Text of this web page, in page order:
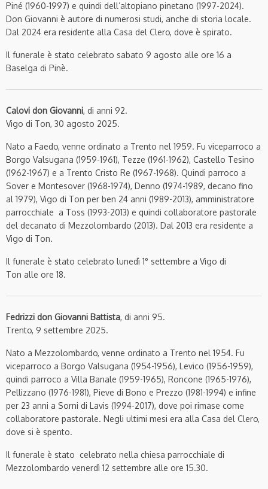
Piné (1960-1997) e quindi dell’altopiano pinetano (1997-2024).
Don Giovanni è autore di numerosi studi, anche di storia locale.
Dal 2024 era residente alla Casa del Clero, dove è spirato.
Il funerale è stato celebrato sabato 9 agosto alle ore 16 a
Baselga di Pinè.
Calovi don Giovanni, di anni 92.
Vigo di Ton, 30 agosto 2025.
Nato a Faedo, venne ordinato a Trento nel 1959. Fu viceparroco a
Borgo Valsugana (1959-1961), Tezze (1961-1962), Castello Tesino
(1962-1967) e a Trento Cristo Re (1967-1968). Quindi parroco a
Sover e Montesover (1968-1974), Denno (1974-1989, decano fino
al 1979), Vigo di Ton per ben 24 anni (1989-2013), amministratore
parrocchiale a Toss (1993-2013) e quindi collaboratore pastorale
del decanato di Mezzolombardo (2013). Dal 2013 era residente a
Vigo di Ton.
Il funerale è stato celebrato lunedì 1° settembre a Vigo di
Ton alle ore 18.
Fedrizzi don Giovanni Battista, di anni 95.
Trento, 9 settembre 2025.
Nato a Mezzolombardo, venne ordinato a Trento nel 1954. Fu
viceparroco a Borgo Valsugana (1954-1956), Levico (1956-1959),
quindi parroco a Villa Banale (1959-1965), Roncone (1965-1976),
Pellizzano (1976-1981), Pieve di Bono e Prezzo (1981-1994) e infine
per 23 anni a Sorni di Lavis (1994-2017), dove poi rimase come
collaboratore pastorale. Negli ultimi mesi era alla Casa del Clero,
dove si è spento.
Il funerale è stato celebrato nella chiesa parrocchiale di
Mezzolombardo venerdì 12 settembre alle ore 15.30.